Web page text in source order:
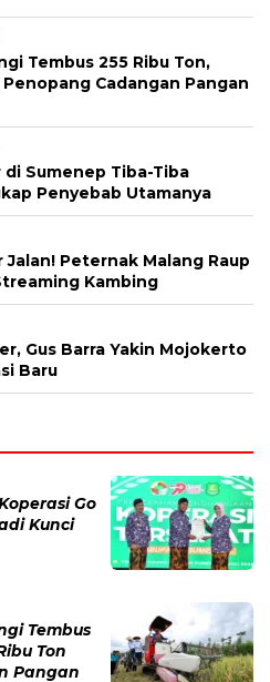
Tembus 255 Ribu Ton,
Penopang Cadangan Pangan
di Sumenep Tiba-Tiba
Penyebab Utamanya
Peternak Malang Raup
Kambing
Gus Barra Yakin Mojokerto
Baru
Go
Kunci
Tembus
Ton
Pangan